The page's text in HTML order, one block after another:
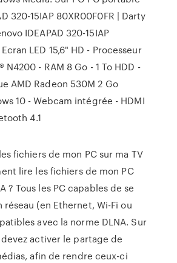
320-15IAP 80XR00F0FR | Darty
IDEAPAD 320-15IAP
LED 15,6" HD - Processeur
N4200 - RAM 8 Go - 1 To HDD -
AMD Radeon 530M 2 Go
10 - Webcam intégrée - HDMI
4.1
fichiers de mon PC sur ma TV
lire les fichiers de mon PC
? Tous les PC capables de se
(en Ethernet, Wi-Fi ou
avec la norme DLNA. Sur
activer le partage de
afin de rendre ceux-ci